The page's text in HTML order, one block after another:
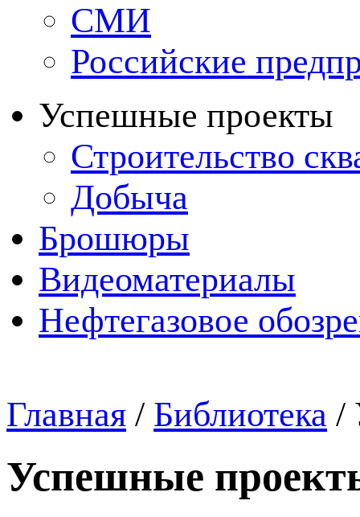
СМИ
Российские
Успешные проекты
Строительство
Добыча
Брошюры
Видеоматериалы
Нефтегазовое
Главная / Библиотека /
Успешные